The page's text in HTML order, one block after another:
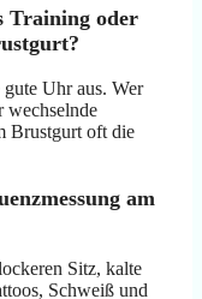
Training oder
Uhr aus. Wer
wechselnde
Brustgurt oft die
am
Sitz, kalte
Schweiß und